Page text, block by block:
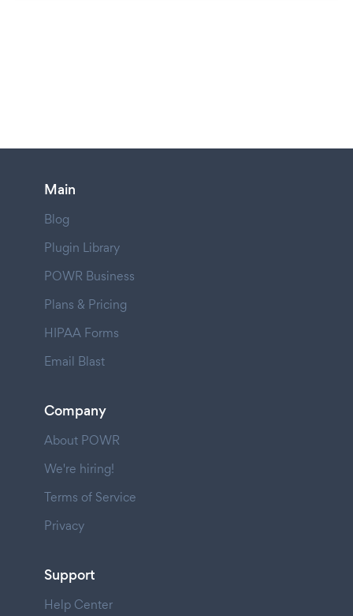
Main
Blog
Plugin Library
POWR Business
Plans & Pricing
HIPAA Forms
Email Blast
Company
About POWR
We're hiring!
Terms of Service
Privacy
Support
Help Center